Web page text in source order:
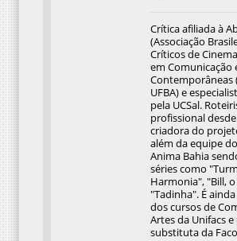
Crítica afiliada à
(Associação
Críticos de
em Comunicação
Contemporâneas
UFBA) e
pela UCSal.
profissional
criadora do
além da equipe
Anima Bahia
séries como
Harmonia", "Bill,
"Tadinha". É
dos cursos de
Artes da Unifacs
substituta da